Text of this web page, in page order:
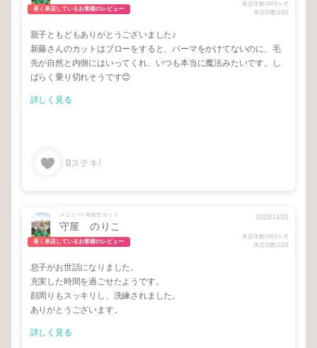
長く来店しているお客様のレビュー
来店年数/3年5ヶ月
来店回数/12回
親子ともどもありがとうございました♪
新藤さんのカットはブローをすると、パーマをかけてないのに、毛
先が自然と内側にはいってくれ、いつも本当に魔法みたいです。し
ばらく乗り切れそうです😊
詳しく見る
0ステキ!
メニュー/ 高校生カット
守屋 のりこ
長く来店しているお客様のレビュー
2025/12/21
来店年数/3年5ヶ月
来店回数/12回
息子がお世話になりました。
充実した時間を過ごせたようです。
顔周りもスッキリし、洗練されました。
ありがとうございます。
詳しく見る